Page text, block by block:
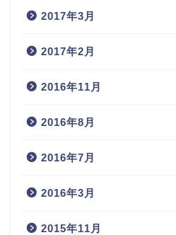
2017年3月
2017年2月
2016年11月
2016年8月
2016年7月
2016年3月
2015年11月